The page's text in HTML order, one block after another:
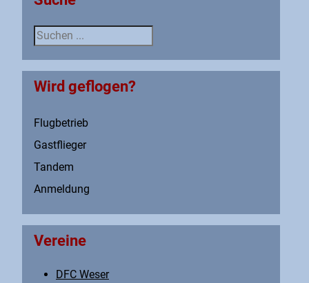
Suche
Wird geflogen?
Flugbetrieb
Gastflieger
Tandem
Anmeldung
Vereine
DFC Weser